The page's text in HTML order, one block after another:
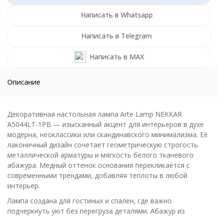
Написать в Whatsapp
Написать в Telegram
Написать в MAX
Описание
Декоративная настольная лампа Arte Lamp NEKKAR
A5044LT-1PB — изысканный акцент для интерьеров в духе
модерна, неоклассики или скандинавского минимализма. Её
лаконичный дизайн сочетает геометрическую строгость
металлической арматуры и мягкость белого тканевого
абажура. Медный оттенок основания перекликается с
современными трендами, добавляя теплоты в любой
интерьер.
Лампа создана для гостиных и спален, где важно
подчеркнуть уют без перегруза деталями. Абажур из